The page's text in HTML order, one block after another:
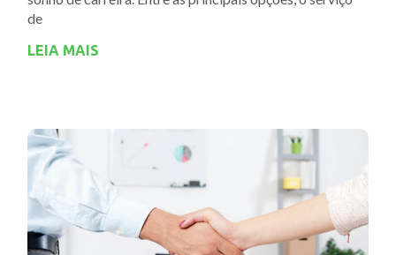
de
LEIA MAIS